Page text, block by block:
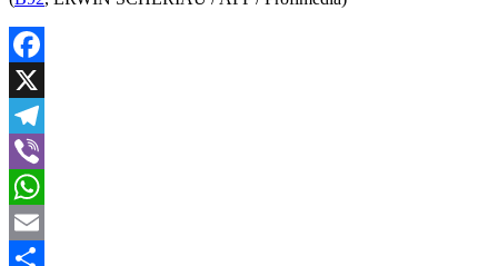
Facebook
X
Telegram
Viber
WhatsApp
Email